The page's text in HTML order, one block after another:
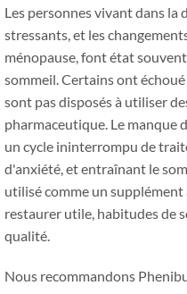
Les personnes vivant dans la
stressants, et les
ménopause, font état
sommeil. Certains ont
sont pas disposés à utiliser
pharmaceutique. Le manque
un cycle ininterrompu de
d'anxiété, et entraînant le
utilisé comme un
restaurer utile, habitudes de
qualité.
Nous recommandons